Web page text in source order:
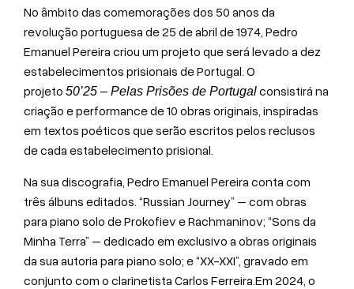
No âmbito das comemorações dos 50 anos da
revolução portuguesa de 25 de abril de 1974, Pedro
Emanuel Pereira criou um projeto que será levado a dez
estabelecimentos prisionais de Portugal. O
projeto 50’25 – Pelas Prisões de Portugalconsistirá na
criação e performance de 10 obras originais, inspiradas
em textos poéticos que serão escritos pelos reclusos
de cada estabelecimento prisional.
Na sua discografia, Pedro Emanuel Pereira conta com
três álbuns editados. “Russian Journey” – com obras
para piano solo de Prokofiev e Rachmaninov; “Sons da
Minha Terra” – dedicado em exclusivo a obras originais
da sua autoria para piano solo; e “XX-XXI”, gravado em
conjunto com o clarinetista Carlos Ferreira.Em 2024, o